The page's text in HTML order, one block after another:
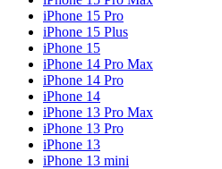
iPhone 15 Pro
iPhone 15 Plus
iPhone 15
iPhone 14 Pro Max
iPhone 14 Pro
iPhone 14
iPhone 13 Pro Max
iPhone 13 Pro
iPhone 13
iPhone 13 mini